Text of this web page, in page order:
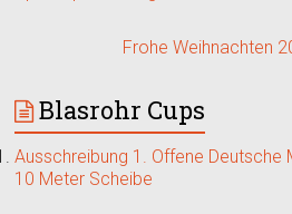
Frohe Weihnachten
Blasrohr Cups
Ausschreibung 1. Offene
10 Meter Scheibe